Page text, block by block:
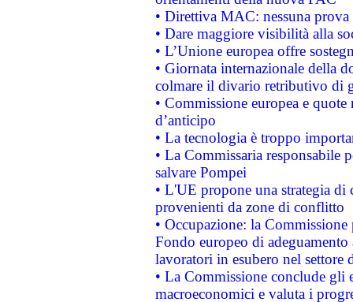
• Direttiva MAC: nessuna
• Dare maggiore visibilità alla
• L’Unione europea offre
• Giornata internazionale della
colmare il divario retributivo di
• Commissione europea e
d’anticipo
• La tecnologia è troppo
• La Commissaria responsabile
salvare Pompei
• L'UE propone una strategia
provenienti da zone di conflitto
• Occupazione: la
Fondo europeo di
lavoratori in esubero nel
• La Commissione conclude
macroeconomici e valuta i